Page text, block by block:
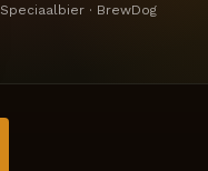
Speciaalbier · BrewDog